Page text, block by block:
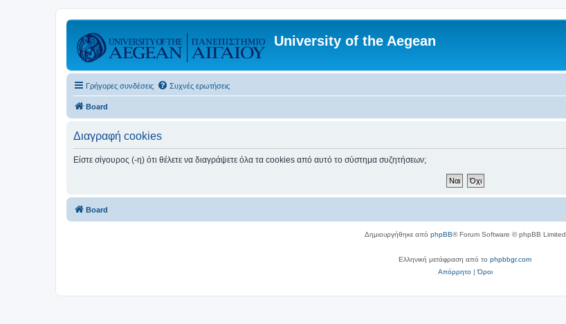
University of the Aegean
Γρήγορες συνδέσεις Συχνές ερωτήσεις
Board
Διαγραφή cookies
Είστε σίγουρος (-η) ότι θέλετε να διαγράψετε όλα τα cookies από αυτό το σύστημα συζητήσεων;
Board
Δημιουργήθηκε από phpBB® Forum Software © phpBB Limited
Ελληνική μετάφραση από το phpbbgr.com
Απόρρητο|Όροι